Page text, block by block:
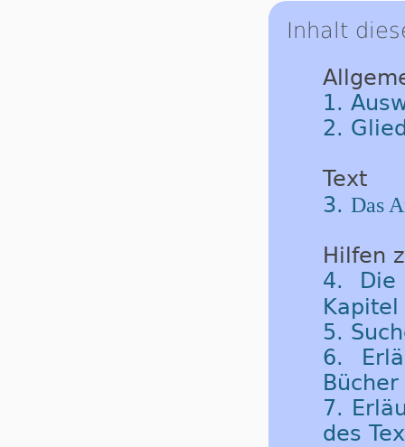
Inhalt
1.
2.
Text
3. Das
Hilfen
4. Die
Kapitel
5.
6.
7.
des